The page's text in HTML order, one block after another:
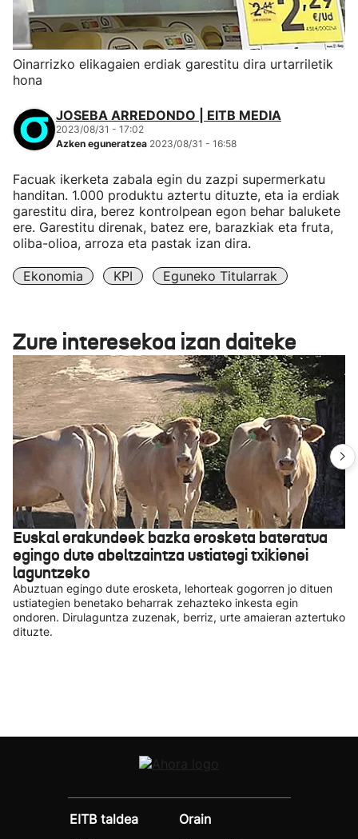
Oinarrizko elikagaien erdiak garestitu dira urtarriletik
hona
JOSEBA ARREDONDO | EITB MEDIA
2023/08/31 - 17:02
Azken eguneratzea 2023/08/31 - 16:58
Facuak ikerketa zabala egin du zazpi supermerkatu
handitan. 1.000 produktu aztertu dituzte, eta ia erdiak
garestitu dira, berez kontrolpean egon behar balukete
ere. Garestitu direnak, batez ere, barazkiak eta fruta,
oliba-olioa, arroza eta pastak izan dira.
Ekonomia KPI Eguneko Titularrak
Zure interesekoa izan daiteke
Euskal erakundeek bazka erosketa bateratua
egingo dute abeltzaintza ustiategi txikienei
laguntzeko
Abuztuan egingo dute erosketa, lehorteak gogorren jo dituen
ustiategien benetako beharrak zehazteko inkesta egin
ondoren. Dirulaguntza zuzenak, berriz, urte amaieran aztertuko
dituzte.
EITB taldea
Orain